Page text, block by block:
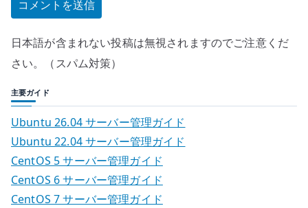
日本語が含まれない投稿は無視されますのでご注意くだ
さい。（スパム対策）
主要ガイド
Ubuntu 26.04 サーバー管理ガイド
Ubuntu 22.04 サーバー管理ガイド
CentOS 5 サーバー管理ガイド
CentOS 6 サーバー管理ガイド
CentOS 7 サーバー管理ガイド